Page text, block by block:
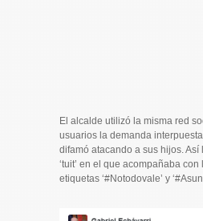
El alcalde utilizó la misma red
usuarios la demanda
difamó atacando a sus hijos. Así
‘tuit’ en el que acompañaba con
etiquetas ‘#Notodovale’ y